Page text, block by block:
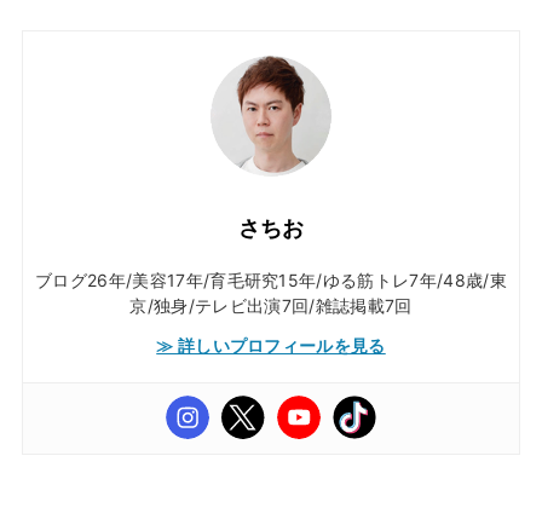
さちお
ブログ26年/美容17年/育毛研究15年/ゆる筋トレ7年/48歳/東
京/独身/テレビ出演7回/雑誌掲載7回
≫ 詳しいプロフィールを見る